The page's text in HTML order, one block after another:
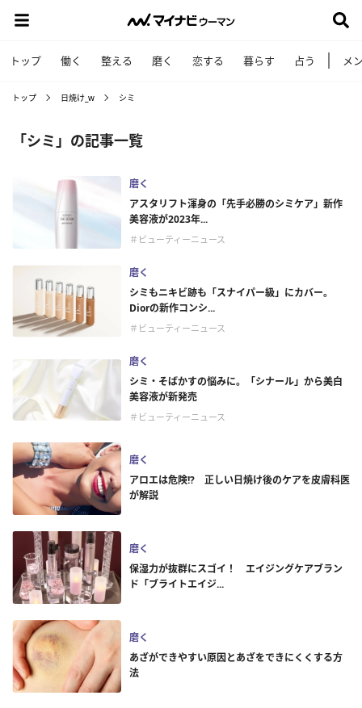
トップ 働く 整える 磨く 恋する 暮らす 占う メ
トップ 日焼け_w シミ
「シミ」の記事一覧
磨く
アスタリフト渾身の「先手必勝のシミケア」新作
美容液が2023年...
＃ビューティーニュース
磨く
シミもニキビ跡も「スナイパー級」にカバー。
Diorの新作コンシ...
＃ビューティーニュース
磨く
シミ・そばかすの悩みに。「シナール」から美白
美容液が新発売
＃ビューティーニュース
磨く
アロエは危険!? 正しい日焼け後のケアを皮膚科医
が解説
磨く
保湿力が抜群にスゴイ！ エイジングケアブラン
ド「ブライトエイジ...
磨く
あざができやすい原因とあざをできにくくする方
法